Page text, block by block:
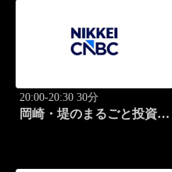
20:00-20:30 30分
岡崎・堤のまるごと投資道